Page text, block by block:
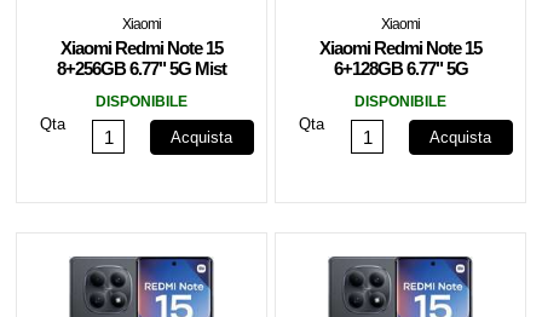
Xiaomi
Xiaomi Redmi Note 15
8+256GB 6.77" 5G Mist
DISPONIBILE
Qta
Acquista
Xiaomi
Xiaomi Redmi Note 15
6+128GB 6.77" 5G
DISPONIBILE
Qta
Acquista